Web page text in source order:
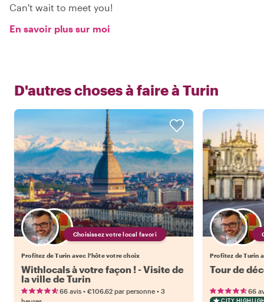
Can't wait to meet you!
En savoir plus sur moi
D'autres choses à faire à Turin
Choisissez votre local favori
Profitez de Turin avec l'hôte votre choix
Withlocals à votre façon ! - Visite de
la ville de Turin
66 avis • €106.62 par personne • 3
Profitez de Turin
Tour de
66
CITY